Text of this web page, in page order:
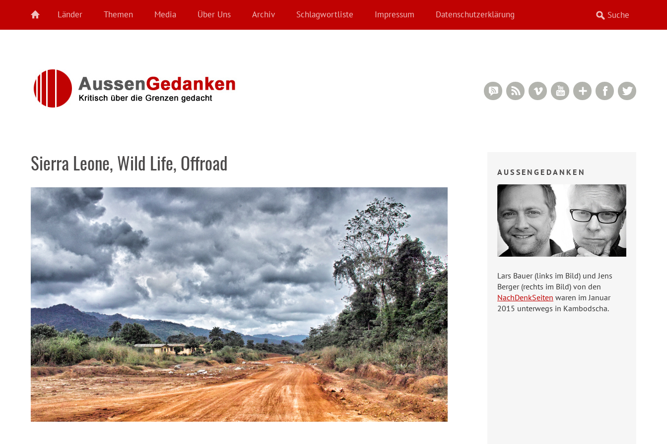
Länder Themen Media Über Uns Archiv Schlagwortliste Impressum Datenschutzerklärung
Facebook
Google+
YouTube
Vimeo
RSS Feed
RSS Comments
Sierra Leone, Wild Life, Offroad AUSSENGEDANKEN
Lars Bauer (links im Bild) und Jens
Berger (rechts im Bild) von den
NachDenkSeiten waren im Januar
2015 unterwegs in Kambodscha.